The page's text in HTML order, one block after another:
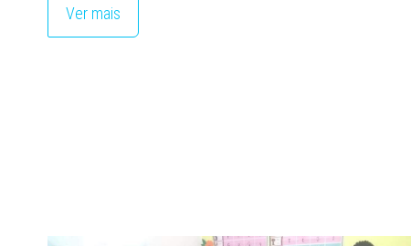
Ver mais